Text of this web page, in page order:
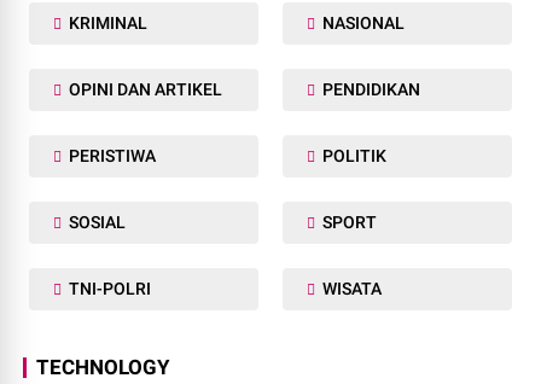
KRIMINAL NASIONAL
OPINI DAN ARTIKEL PENDIDIKAN
PERISTIWA POLITIK
SOSIAL SPORT
TNI-POLRI WISATA
TECHNOLOGY